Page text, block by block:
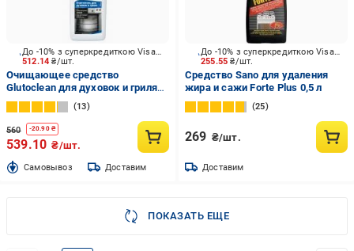
512.14₴/шт.
До -10% з суперкредиткою Visa Вигода
Очищающее средство
Glutoclean для духовок и гриля
0,75 л
13
560 -20.90₴
539.10 ₴/шт.
Cамовывоз Доставим
255.55₴/шт.
До -10% з суперкредиткою Visa Вигода
Средство Sano для удаления
жира и сажи Forte Рlus 0,5 л
25
269 ₴/шт.
Доставим
ПОКАЗАТЬ ЕЩЕ